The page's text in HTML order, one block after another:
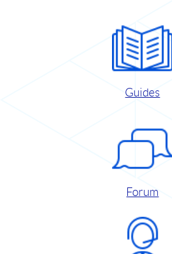
Guides
Forum